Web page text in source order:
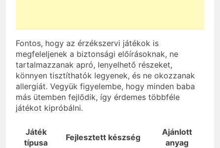
Fontos, hogy az érzékszervi játékok is
megfeleljenek a biztonsági előírásoknak, ne
tartalmazzanak apró, lenyelhető részeket,
könnyen tisztíthatók legyenek, és ne okozzanak
allergiát. Vegyük figyelembe, hogy minden baba
más ütemben fejlődik, így érdemes többféle
játékot kipróbálni.
Játék
típusa
Fejlesztett készség
Ajánlott
anyag